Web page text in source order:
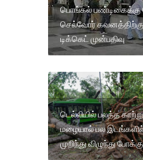
பொங்கல் பண்டிகைக்கு
செல்வோர்
டிக்கெட் முன்பதிவு
டெல்லியில் பலத்த
மழையால் பல
முறிந்து விழுந்து